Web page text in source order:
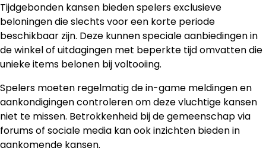
Tijdgebonden kansen bieden spelers exclusieve
beloningen die slechts voor een korte periode
beschikbaar zijn. Deze kunnen speciale aanbiedingen in
de winkel of uitdagingen met beperkte tijd omvatten die
unieke items belonen bij voltooiing.
Spelers moeten regelmatig de in-game meldingen en
aankondigingen controleren om deze vluchtige kansen
niet te missen. Betrokkenheid bij de gemeenschap via
forums of sociale media kan ook inzichten bieden in
aankomende kansen.